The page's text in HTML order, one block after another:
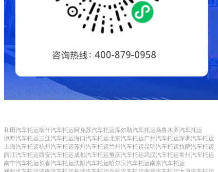
和田汽车托运喀什汽车托运 阿克苏汽车托运库尔勒汽车托运乌鲁木齐汽车托运
伊犁汽车托运三亚汽车托运海口汽车托运北京汽车托运广州汽车托运深圳汽车托运
上海汽车托运杭州汽车托运苏州汽车托运兰州汽车托运昆明汽车托运拉萨汽车托运
丽江汽车托运西安汽车托运成都汽车托运重庆汽车托运武汉汽车托运常州汽车托运
南宁汽车托运长春汽车托运沈阳汽车托运哈尔滨汽车托运南京汽车托运